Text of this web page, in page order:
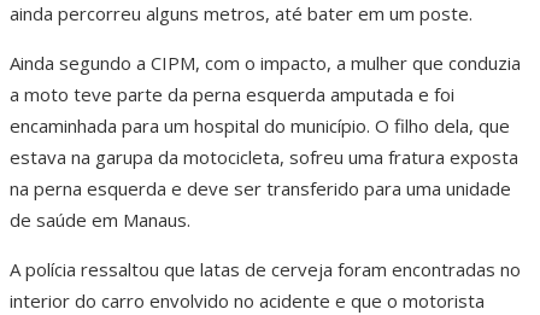
ainda percorreu alguns metros, até bater em um poste.
Ainda segundo a CIPM, com o impacto, a mulher que conduzia
a moto teve parte da perna esquerda amputada e foi
encaminhada para um hospital do município. O filho dela, que
estava na garupa da motocicleta, sofreu uma fratura exposta
na perna esquerda e deve ser transferido para uma unidade
de saúde em Manaus.
A polícia ressaltou que latas de cerveja foram encontradas no
interior do carro envolvido no acidente e que o motorista